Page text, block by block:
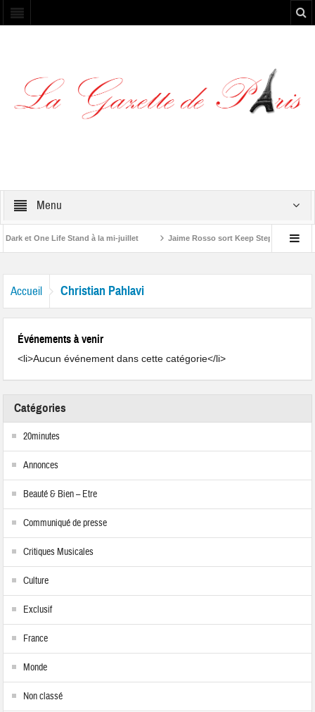
Menu
et One Life Stand à la mi-juillet Jaime Rosso sort Keep Stepping, son
Accueil Christian Pahlavi
Événements à venir
<li>Aucun événement dans cette catégorie</li>
Catégories
20minutes
Annonces
Beauté & Bien – Etre
Communiqué de presse
Critiques Musicales
Culture
Exclusif
France
Monde
Non classé